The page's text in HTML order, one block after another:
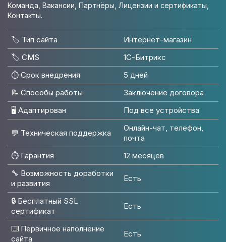
Команда, Вакансии, Партнёры, Лицензии и сертификаты,
Контакты.
🏷️ Тип сайта
Интернет-магазин
🏷️ CMS
1С-Битрикс
⏱️ Срок внедрения
5 дней
📝 Способы работы
Заключение договора
🖥 Адаптирован
Под все устройства
💬 Техническая поддержка
Онлайн-чат, телефон,
почта
⏱️ Гарантия
12 месяцев
🔧 Возможность доработки
и развития
Есть
🔒 Бесплатный SSL
сертификат
Есть
⌨️ Первичное наполнение
сайта
Есть